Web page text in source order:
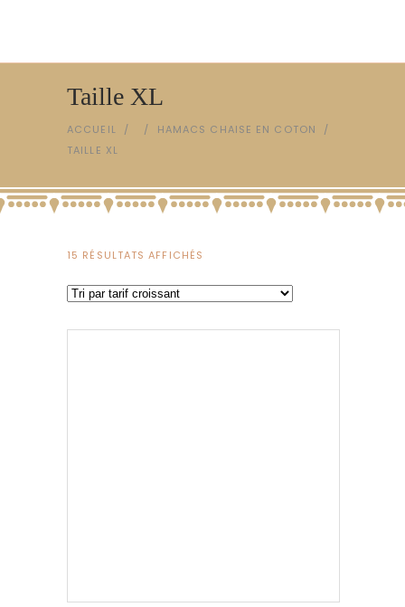
Taille XL
ACCUEIL / / HAMACS CHAISE EN COTON
/
TAILLE XL
15 RÉSULTATS AFFICHÉS
CROISSANT